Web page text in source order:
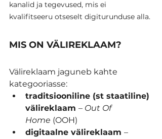
kanalid ja tegevused, mis ei
kvalifitseeru otseselt digiturunduse alla.
MIS ON VÄLIREKLAAM?
Välireklaam jaguneb kahte
kategooriasse:
traditsiooniline (st staatiline)
välireklaam – Out Of
Home (OOH)
digitaalne välireklaam –